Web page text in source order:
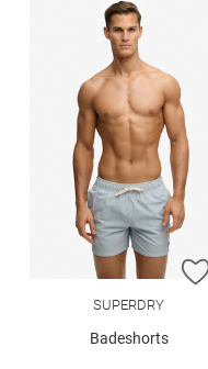
SUPERDRY
Badeshorts